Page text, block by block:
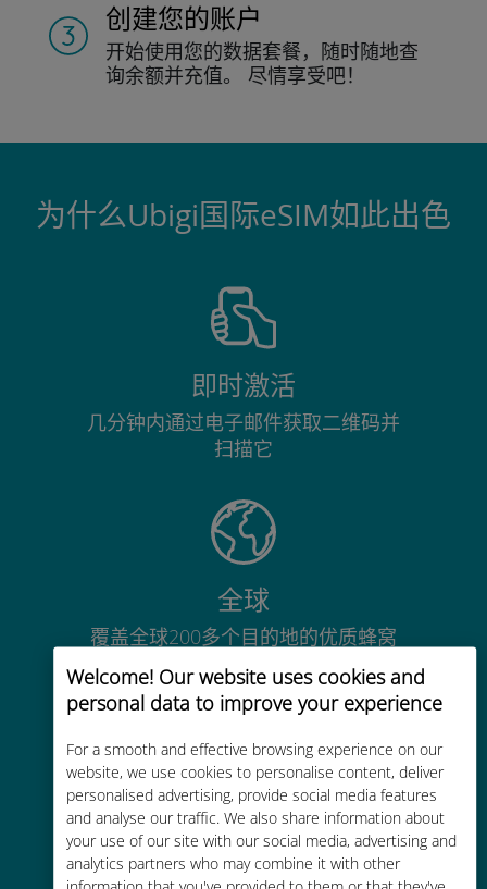
Welcome! Our website uses cookies and
personal data to improve your experience
For a smooth and effective browsing experience on our
website, we use cookies to personalise content, deliver
personalised advertising, provide social media features
and analyse our traffic. We also share information about
your use of our site with our social media, advertising and
analytics partners who may combine it with other
创建您的账户
开始使用您的数据套餐，随时随地查
询余额并充值。 尽情享受吧！
为什么Ubigi国际eSIM如此出色
即时激活
几分钟内通过电子邮件获取二维码并
扫描它
全球
覆盖全球200多个目的地的优质蜂窝
网络连接
经济实惠
比现有运营商的漫游费便宜高达90%